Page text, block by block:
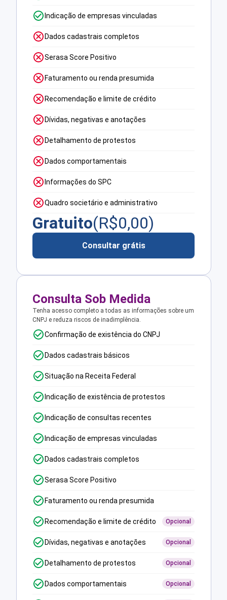
Indicação de empresas vinculadas
Dados cadastrais completos
Serasa Score Positivo
Faturamento ou renda presumida
Recomendação e limite de crédito
Dívidas, negativas e anotações
Detalhamento de protestos
Dados comportamentais
Informações do SPC
Quadro societário e administrativo
Gratuito(R$0,00)
Consultar grátis
Consulta Sob Medida
Tenha acesso completo a todas as informações sobre um
CNPJ e reduza riscos de inadimplência.
Confirmação de existência do CNPJ
Dados cadastrais básicos
Situação na Receita Federal
Indicação de existência de protestos
Indicação de consultas recentes
Indicação de empresas vinculadas
Dados cadastrais completos
Serasa Score Positivo
Faturamento ou renda presumida
Recomendação e limite de crédito Opcional
Dívidas, negativas e anotações Opcional
Detalhamento de protestos Opcional
Dados comportamentais Opcional